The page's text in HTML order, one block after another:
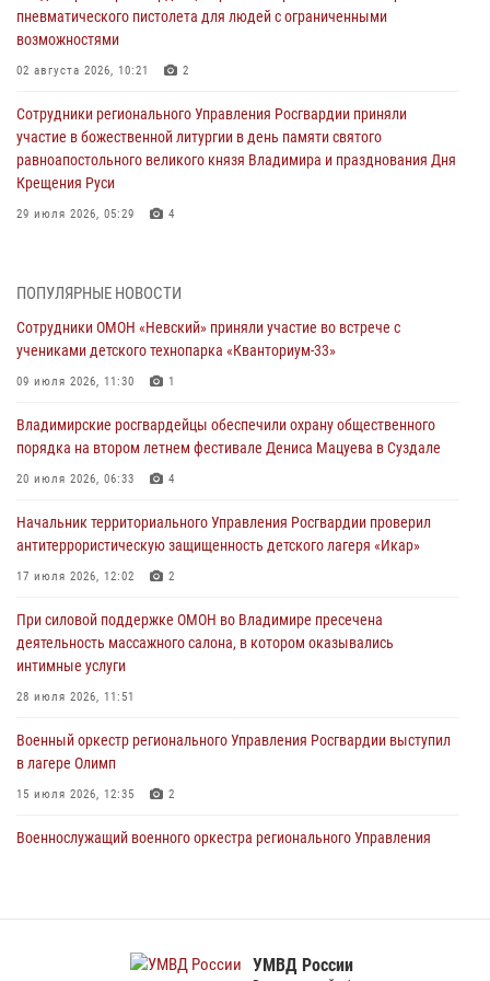
пневматического пистолета для людей с ограниченными
возможностями
02 августа 2026, 10:21 2
Сотрудники регионального Управления Росгвардии приняли
участие в божественной литургии в день памяти святого
равноапостольного великого князя Владимира и празднования Дня
Крещения Руси
29 июля 2026, 05:29 4
интимные услуги
28 июля 2026, 11:51
Во Владимирcкой области открыли профильную Росгвардейскую
27 июля 2026, 16:43 2
Владимирские росгвардейцы обеспечили охрану общественного
20 июля 2026, 06:33 4
Военнослужащий военного оркестра регионального Управления
105-летию Центрального округа
19 июля 2026, 11:17 7
Начальник территориального Управления Росгвардии проверил
17 июля 2026, 12:02 2
ПОПУЛЯРНЫЕ НОВОСТИ
Сотрудники ОМОН «Невский» приняли участие во встрече с
учениками детского технопарка «Кванториум-33»
09 июля 2026, 11:30 1
Владимирские росгвардейцы обеспечили охрану общественного
порядка на втором летнем фестивале Дениса Мацуева в Суздале
20 июля 2026, 06:33 4
Начальник территориального Управления Росгвардии проверил
антитеррористическую защищенность детского лагеря «Икар»
17 июля 2026, 12:02 2
При силовой поддержке ОМОН во Владимире пресечена
деятельность массажного салона, в котором оказывались
интимные услуги
28 июля 2026, 11:51
Военный оркестр регионального Управления Росгвардии выступил
в лагере Олимп
15 июля 2026, 12:35 2
Военнослужащий военного оркестра регионального Управления
Сотрудники регионального Управления Росгвардии приняли
УМВД России